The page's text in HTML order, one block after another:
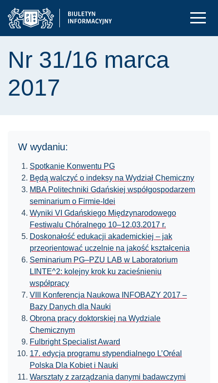
Nr 31/16 marca
2017
W wydaniu:
Spotkanie Konwentu PG
Będą walczyć o indeksy na Wydział Chemiczny
MBA Politechniki Gdańskiej współgospodarzem
seminarium o Firmie-Idei
Wyniki VI Gdańskiego Międzynarodowego
Festiwalu Chóralnego 10–12.03.2017 r.
Doskonałość edukacji akademickiej – jak
przeorientować uczelnie na jakość kształcenia
Seminarium PG–PZU LAB w Laboratorium
LINTE^2: kolejny krok ku zacieśnieniu
współpracy
VIII Konferencja Naukowa INFOBAZY 2017 –
Bazy Danych dla Nauki
Obrona pracy doktorskiej na Wydziale
Chemicznym
Fulbright Specialist Award
17. edycja programu stypendialnego L’Oréal
Polska Dla Kobiet i Nauki
Warsztaty z zarządzania danymi badawczymi